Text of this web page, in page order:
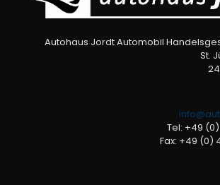
Autohaus Jordt Automobil
St.
Tel: +49
Fax: +49 (0)